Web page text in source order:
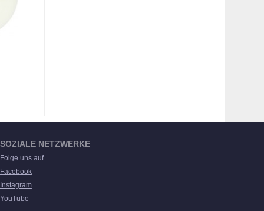
SOZIALE NETZWERKE
Folge uns auf...
Facebook
Instagram
YouTube